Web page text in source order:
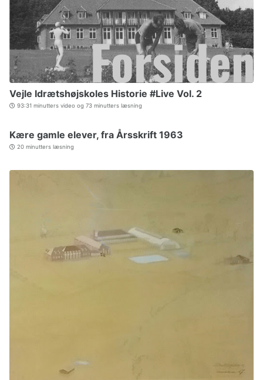
Vejle Idrætshøjskoles Historie #Live Vol. 2
93:31 minutters video og 73 minutters læsning
Kære gamle elever, fra Årsskrift 1963
20 minutters læsning